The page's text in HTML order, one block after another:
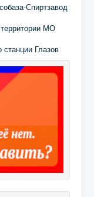
Спиртзавод
МО
Глазов